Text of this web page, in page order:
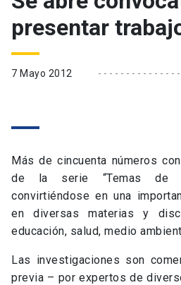
presentar
7 Mayo 2012
Más de cincuenta números
de la serie “Temas de
convirtiéndose en una
en diversas materias y
educación, salud, medio
Las investigaciones son
previa – por expertos de